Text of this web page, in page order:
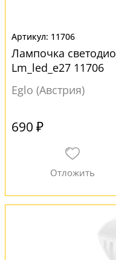
11706
Лампочка
Lm_led_e27 11706
Eglo (Австрия)
690 ₽